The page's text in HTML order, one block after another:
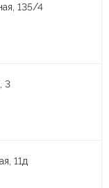
135/4
3
11д